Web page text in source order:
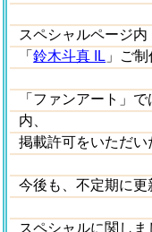
スペシャルページ内
「鈴木斗真 IL 」ご
「ファンアート」
内、
掲載許可をいただい
今後も、不定期に
スペシャルに関しま